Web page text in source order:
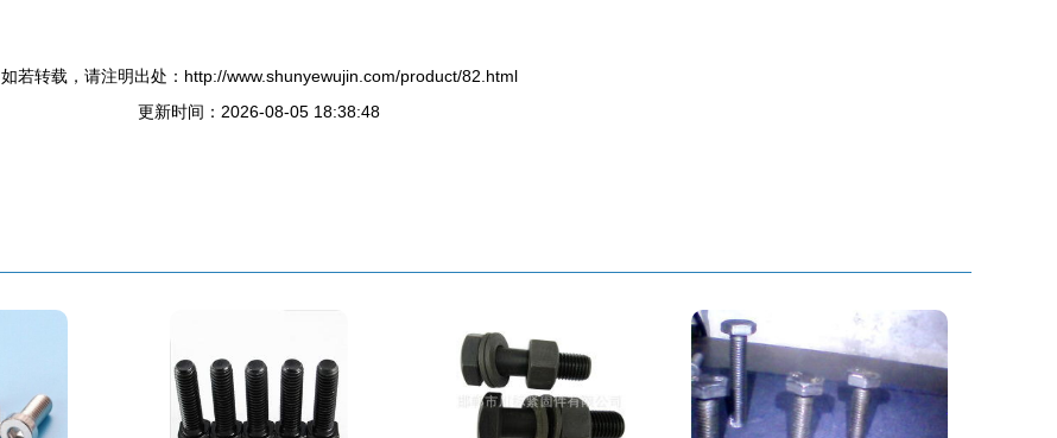
如若转载，请注明出处：http://www.shunyewujin.com/product/82.html
更新时间：2026-08-05 18:38:48